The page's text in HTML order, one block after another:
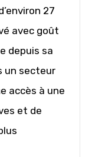
27
avec goût
depuis sa
un secteur
accès à une
et de